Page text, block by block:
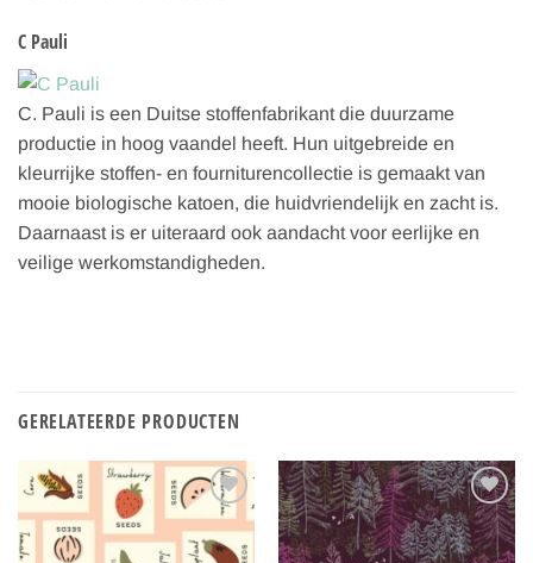
C Pauli
C. Pauli is een Duitse stoffenfabrikant die duurzame
productie in hoog vaandel heeft. Hun uitgebreide en
kleurrijke stoffen- en fourniturencollectie is gemaakt van
mooie biologische katoen, die huidvriendelijk en zacht is.
Daarnaast is er uiteraard ook aandacht voor eerlijke en
veilige werkomstandigheden.
GERELATEERDE PRODUCTEN
Toevoegen
aan
verlanglijst
Toevoegen
aan
verlanglijst